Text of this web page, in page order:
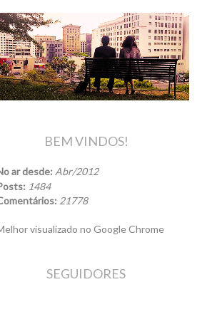
BEM VINDOS!
ar desde: Abr/2012
1484
21778
visualizado no Google Chrome
SEGUIDORES